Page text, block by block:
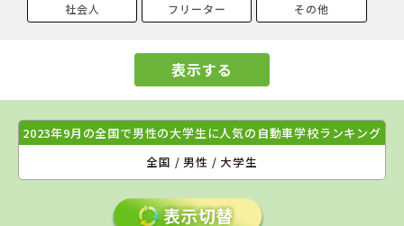
社会人 フリーター その他
表示する
2023年9月の全国で男性の大学生に人気の自動車学校ランキング
全国 / 男性 / 大学生